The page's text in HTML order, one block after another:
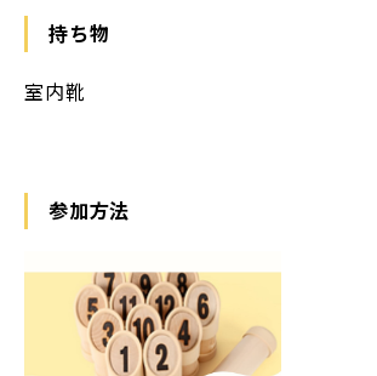
持ち物
室内靴
参加方法